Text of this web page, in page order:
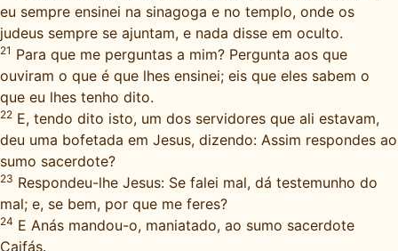
eu sempre ensinei na sinagoga e no templo, onde os
judeus sempre se ajuntam, e nada disse em oculto.
21 Para que me perguntas a mim? Pergunta aos que
ouviram o que é que lhes ensinei; eis que eles sabem o
que eu lhes tenho dito.
22 E, tendo dito isto, um dos servidores que ali estavam,
deu uma bofetada em Jesus, dizendo: Assim respondes ao
sumo sacerdote?
23 Respondeu-lhe Jesus: Se falei mal, dá testemunho do
mal; e, se bem, por que me feres?
24 E Anás mandou-o, maniatado, ao sumo sacerdote
Caifás.